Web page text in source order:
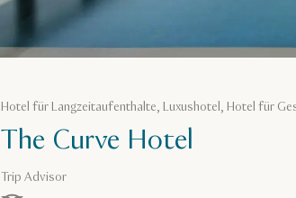
Hotel für Langzeitaufenthalte, Luxushotel, Hotel für
The Curve Hotel
Trip Advisor